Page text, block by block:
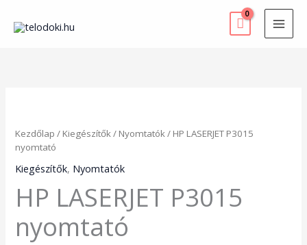
content
Kezdőlap / Kiegészítők/ Nyomtatók/ HP LASERJET P3015
nyomtató
Kiegészítők, Nyomtatók
HP LASERJET P3015
nyomtató
P3015
nyomtató
mennyiség